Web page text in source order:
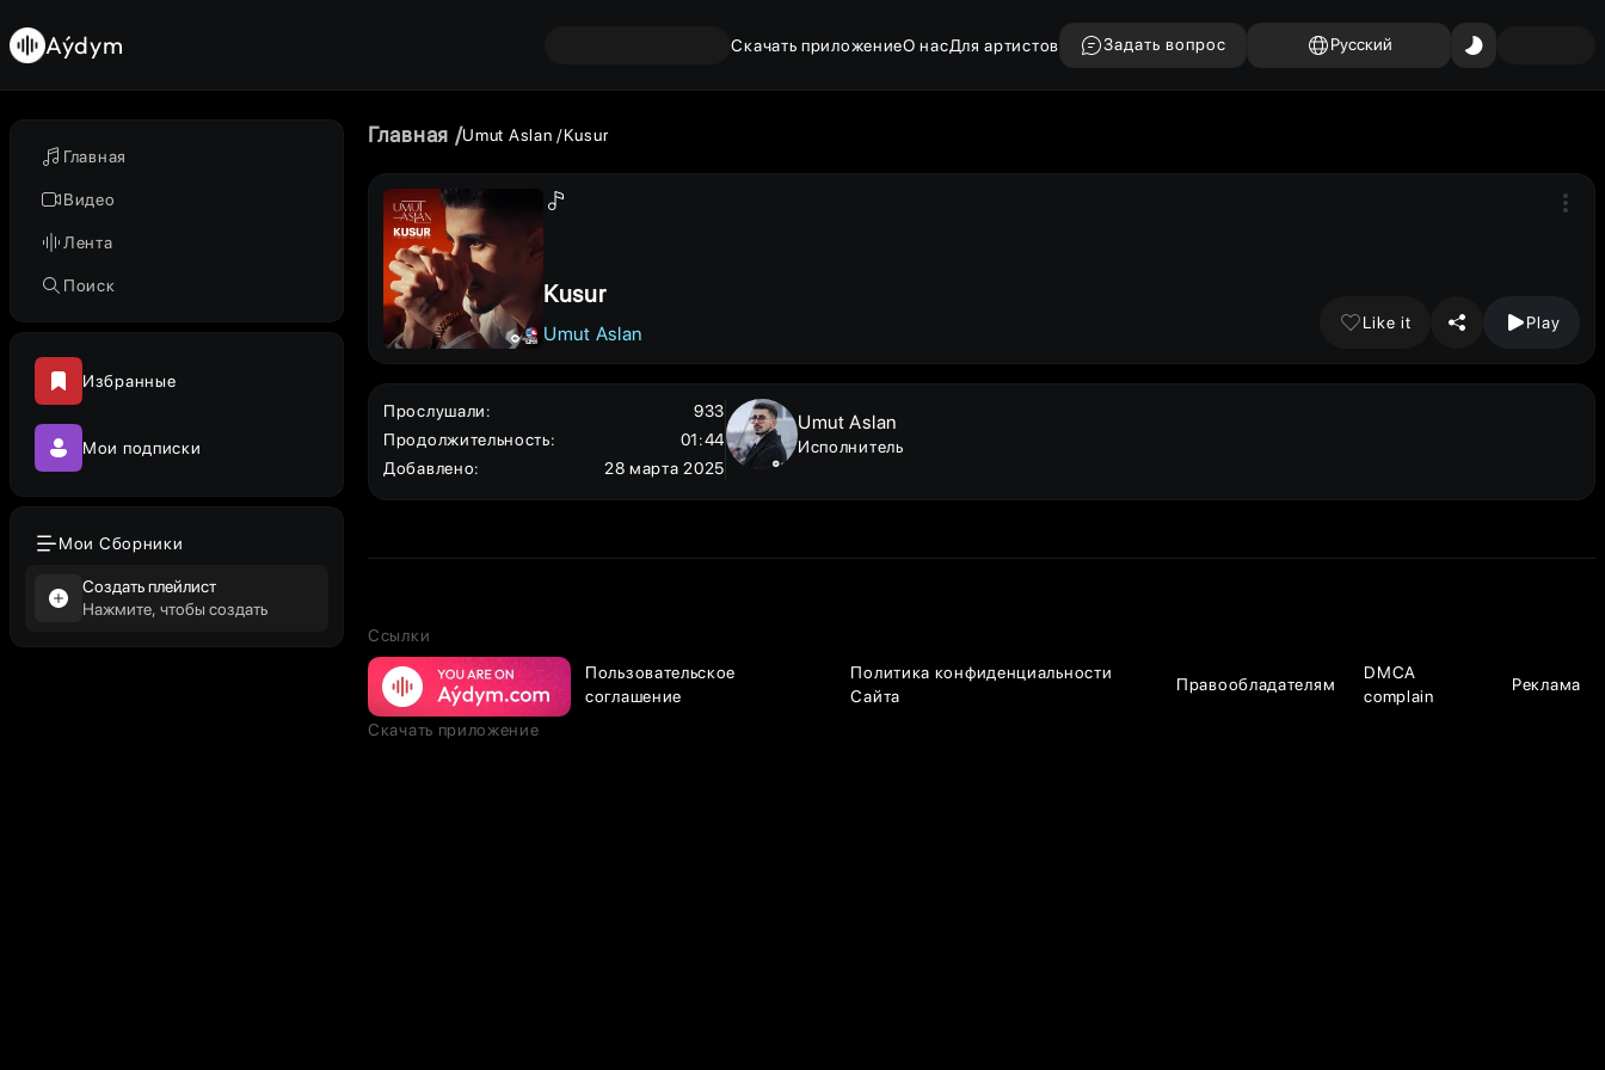
Главная
Видео
Лента
Поиск
Избранные
Мои подписки
Мои Сборники
Создать плейлист
Нажмите, чтобы создать
Aýdym Скачать приложениеО насДля артистов Задать вопрос Русский
Главная Umut Aslan Kusur
Kusur
Umut Aslan
Like it Play
Прослушали:
933
Продолжительность:
01:44
Добавлено: 28 марта 2025
Umut Aslan
Исполнитель
Ссылки
Пользовательское
соглашение
Политика конфиденциальности
Сайта
Правообладателям
DMCA
complain
Реклама
Скачать приложение